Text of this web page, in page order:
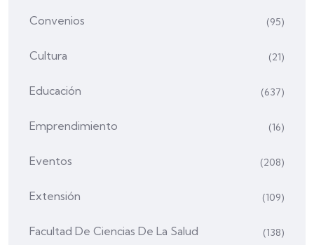
Convenios (95)
Cultura (21)
Educación (637)
Emprendimiento (16)
Eventos (208)
Extensión (109)
Facultad De Ciencias De La Salud (138)